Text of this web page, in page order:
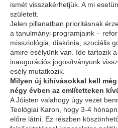
ismét visszakérhetjük. A mi
született.
Jelen pillanatban prioritásnak
a tanulmányi programjaink –
missziológia, diakónia, szociális
amire esélyünk van. Ide tartozik
inaugurációs jogosítványunk
esély mutatkozik.
Milyen új kihívásokkal kell
négy évben az említetteken
A Jóisten valahogy úgy vezet
Teológiai Karon, hogy 3-4
előre látni. Ez részben